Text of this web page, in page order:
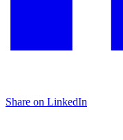
Share on LinkedIn